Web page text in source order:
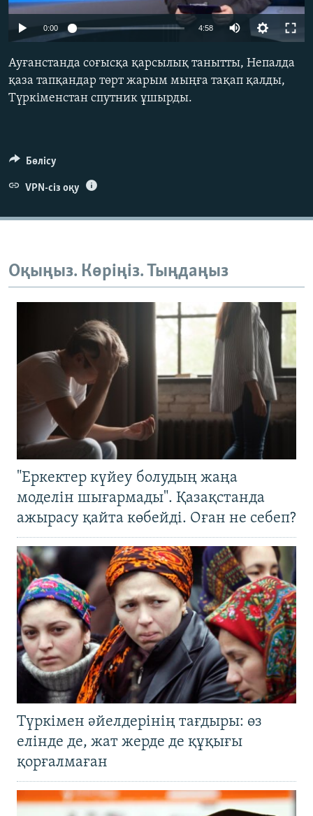
ЖАЗЫЛЫҢЫЗ
Басқа тілдерде
0:00 4:58
Ауғанстанда соғысқа қарсылық танытты, Непалда
қаза тапқандар төрт жарым мыңға тақап қалды,
Түркіменстан спутник ұшырды.
Бөлісу
VPN-сіз оқу
Оқыңыз. Көріңіз. Тыңдаңыз
"Еркектер күйеу болудың жаңа
моделін шығармады". Қазақстанда
ажырасу қайта көбейді. Оған не себеп?
Түркімен әйелдерінің тағдыры: өз
елінде де, жат жерде де құқығы
қорғалмаған